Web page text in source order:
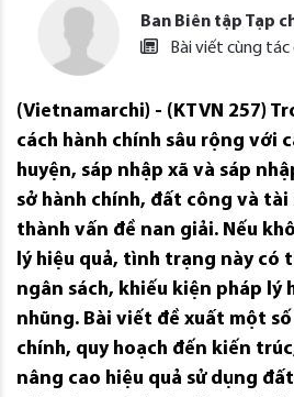
Ban Biên tập Tạp
Bài viết cùng tác
(Vietnamarchi) - (KTVN 257)
cách hành chính sâu rộng với
huyện, sáp nhập xã và sáp
sở hành chính, đất công và
thành vấn đề nan giải. Nếu
lý hiệu quả, tình trạng này có
ngân sách, khiếu kiện pháp lý
nhũng. Bài viết đề xuất một
chính, quy hoạch đến kiến
nâng cao hiệu quả sử dụng